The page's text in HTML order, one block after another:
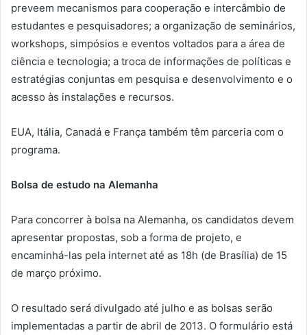
preveem mecanismos para cooperação e intercâmbio de
estudantes e pesquisadores; a organização de seminários,
workshops, simpósios e eventos voltados para a área de
ciência e tecnologia; a troca de informações de políticas e
estratégias conjuntas em pesquisa e desenvolvimento e o
acesso às instalações e recursos.
EUA, Itália, Canadá e França também têm parceria com o
programa.
Bolsa de estudo na Alemanha
Para concorrer à bolsa na Alemanha, os candidatos devem
apresentar propostas, sob a forma de projeto, e
encaminhá-las pela internet até as 18h (de Brasília) de 15
de março próximo.
O resultado será divulgado até julho e as bolsas serão
implementadas a partir de abril de 2013. O formulário está